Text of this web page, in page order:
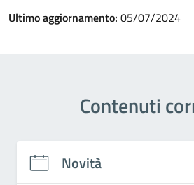
Ultimo aggiornamento: 05/07/2024
Contenuti
Novità